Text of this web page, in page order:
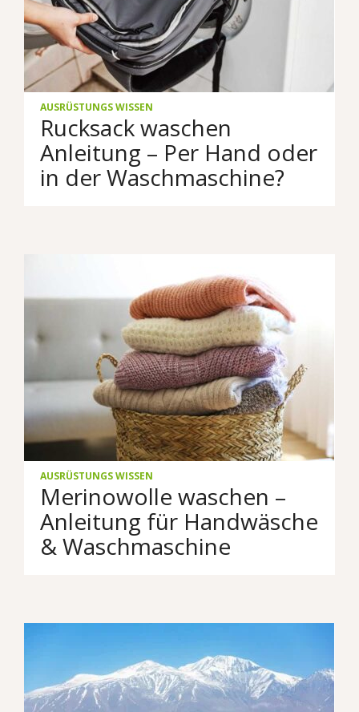
AUSRÜSTUNGS WISSEN
Rucksack waschen
Anleitung – Per Hand oder
in der Waschmaschine?
AUSRÜSTUNGS WISSEN
Merinowolle waschen –
Anleitung für Handwäsche
& Waschmaschine